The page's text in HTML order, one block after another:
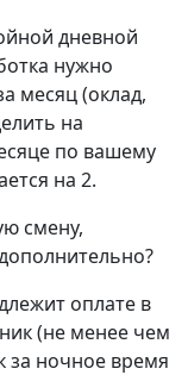
дневной
нужно
месяц (оклад,
на
по вашему
на 2.
смену,
оплате в
(не менее чем
за ночное время